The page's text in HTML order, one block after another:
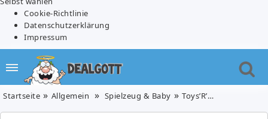
Cookie-Richtlinie
Datenschutzerklärung
Impressum
Startseite Allgemein Spielzeug & Baby Toys’R’us: 20% Rabatt auf alle Playmobil-Artikel